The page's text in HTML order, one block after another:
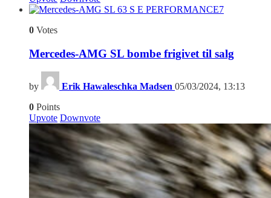
7
0 Votes
Mercedes-AMG SL bombe frigivet til salg
by Erik Hawaleschka Madsen 05/03/2024, 13:13
0 Points
Upvote Downvote